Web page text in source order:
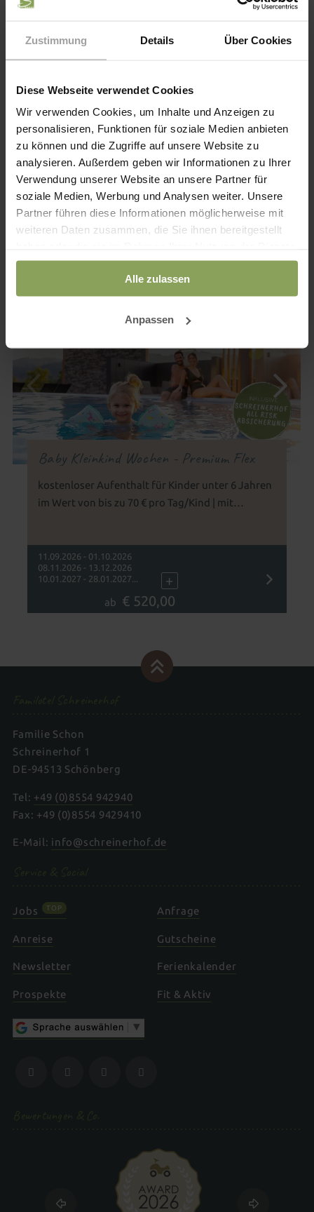
Zustimmung Details Über Cookies
Diese Webseite verwendet Cookies
Wir verwenden Cookies, um Inhalte und Anzeigen zu
personalisieren, Funktionen für soziale Medien anbieten
zu können und die Zugriffe auf unsere Website zu
analysieren. Außerdem geben wir Informationen zu Ihrer
Verwendung unserer Website an unsere Partner für
soziale Medien, Werbung und Analysen weiter. Unsere
Partner führen diese Informationen möglicherweise mit
weiteren Daten zusammen, die Sie ihnen bereitgestellt
gesammelt haben.
Alle zulassen
Anpassen
IHR FAMILIENURLAUB DER EXTRAKLASSE WARTET AUF
Weitere Angebote
Baby Kleinkind Wochen - Premium Flex
kostenloser Aufenthalt für Kinder unter 6 Jahren
im Wert von bis zu 70 € pro Tag/Kind | mit
11.09.2026 - 01.10.2026
08.11.2026 - 13.12.2026
10.01.2027 - 28.01.2027...
+
ab € 520,00
Familie Schon
Schreinerhof 1
DE-94513 Schönberg
Tel: +49 (0)8554 942940
Fax: +49 (0)8554 9429410
E-Mail: info@schreinerhof.de
Jobs TOP Anfrage
Anreise Gutscheine
Newsletter Ferienkalender
Prospekte Fit & Aktiv